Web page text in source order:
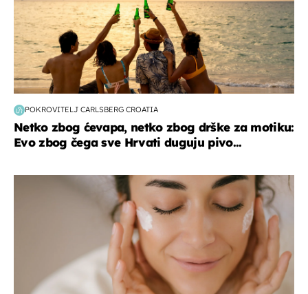
POKROVITELJ CARLSBERG CROATIA
Netko zbog ćevapa, netko zbog drške za motiku:
Evo zbog čega sve Hrvati duguju pivo...
moda & ljepota